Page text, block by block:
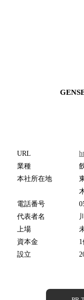
URL
業種
本社所在地
電話番号
代表者名
上場
資本金
設立